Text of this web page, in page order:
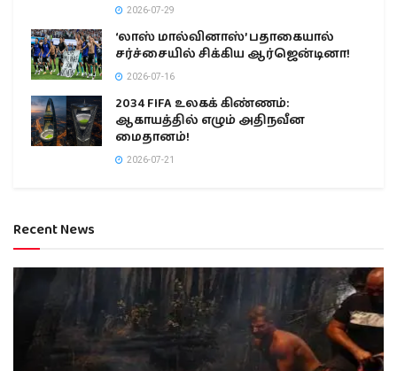
2026-07-29
‘லாஸ் மால்வினாஸ்’ பதாகையால்
சர்ச்சையில் சிக்கிய ஆர்ஜென்டினா!
2026-07-16
2034 FIFA உலகக் கிண்ணம்:
ஆகாயத்தில் எழும் அதிநவீன
மைதானம்!
2026-07-21
Recent News